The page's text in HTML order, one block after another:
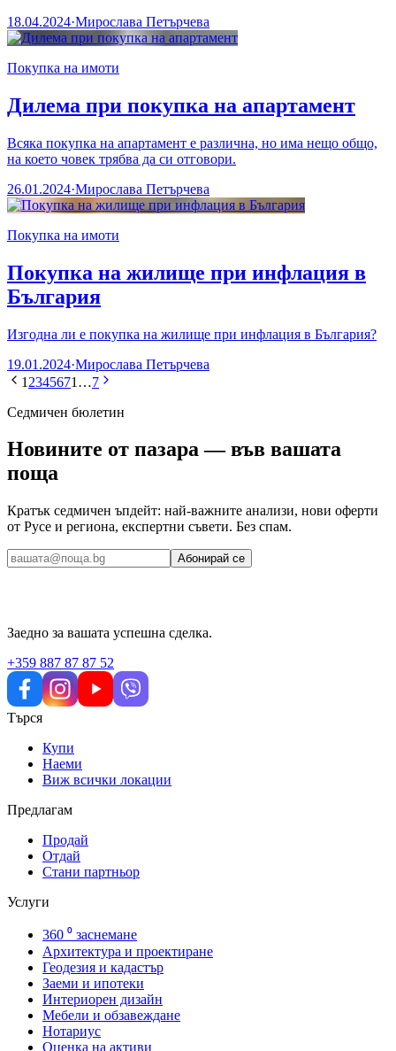
18.04.2024·Мирослава Петърчева
Покупка на имоти
Дилема при покупка на апартамент
Всяка покупка на апартамент е различна, но има нещо общо,
на което човек трябва да си отговори.
26.01.2024·Мирослава Петърчева
Покупка на имоти
Покупка на жилище при инфлация в
България
Изгодна ли е покупка на жилище при инфлация в България?
19.01.2024·Мирослава Петърчева
1 2345671 …7
Седмичен бюлетин
Новините от пазара — във вашата
поща
Кратък седмичен ъпдейт: най-важните анализи, нови оферти
от Русе и региона, експертни съвети. Без спам.
Абонирай се
Заедно за вашата успешна сделка.
+359 887 87 87 52
Търся
Купи
Наеми
Виж всички локации
Предлагам
Продай
Отдай
Стани партньор
Услуги
360 ⁰ заснемане
Архитектура и проектиране
Геодезия и кадастър
Заеми и ипотеки
Интериорен дизайн
Мебели и обзавеждане
Нотариус
Оценка на активи